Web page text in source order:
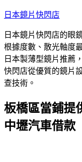
跳
主
要
內
容
日本鏡片快閃店
日本鏡片快閃店的眼
根據度數、散光軸度
日本製薄型鏡片推薦
快閃店從優質的鏡片
查技術。
板橋區當鋪提
中壢汽車借款